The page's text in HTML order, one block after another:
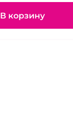
В корзину